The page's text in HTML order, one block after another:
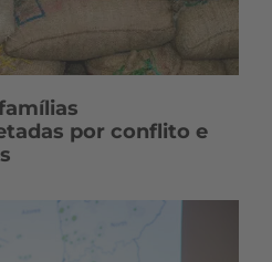
por conflito e